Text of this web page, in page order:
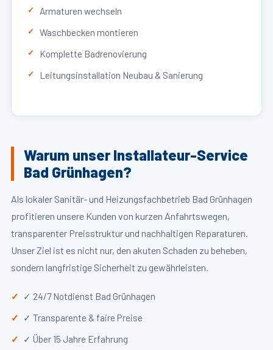
Armaturen wechseln
Waschbecken montieren
Komplette Badrenovierung
Leitungsinstallation Neubau & Sanierung
Warum unser Installateur-Service
Bad Grünhagen?
Als lokaler Sanitär- und Heizungsfachbetrieb Bad Grünhagen
profitieren unsere Kunden von kurzen Anfahrtswegen,
transparenter Preisstruktur und nachhaltigen Reparaturen.
Unser Ziel ist es nicht nur, den akuten Schaden zu beheben,
sondern langfristige Sicherheit zu gewährleisten.
✓ 24/7 Notdienst Bad Grünhagen
✓ Transparente & faire Preise
✓ Über 15 Jahre Erfahrung